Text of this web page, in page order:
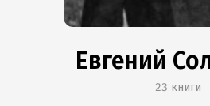
Евгений
23 книги